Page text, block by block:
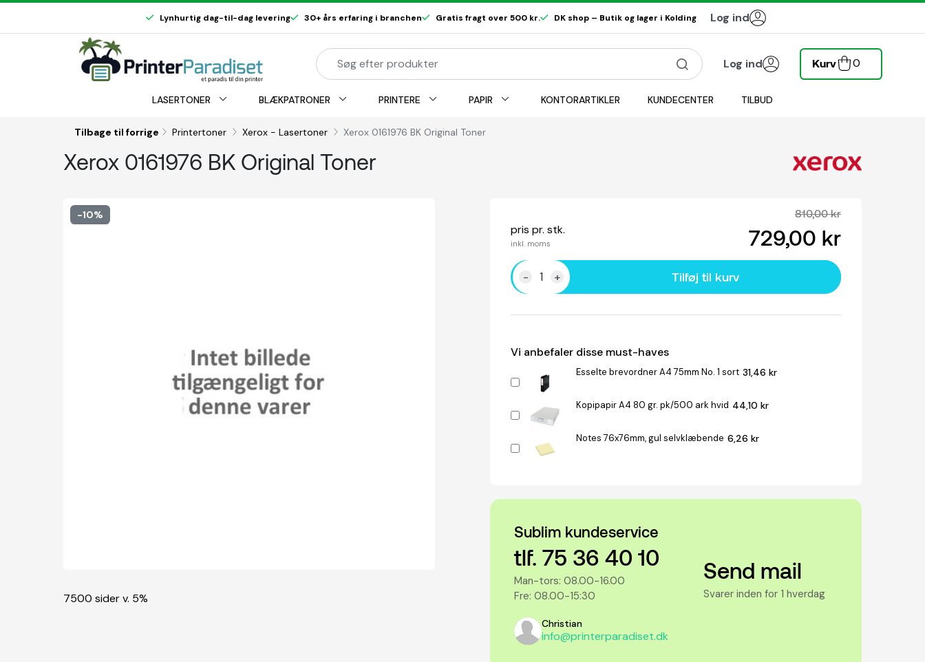
Lynhurtig dag-til-dag levering 30+ års erfaring i branchen Gratis fragt over 500 kr. DK shop – Butik og lager i Kolding Log ind
Log ind Kurv 0
LASERTONER BLÆKPATRONER PRINTERE PAPIR KONTORARTIKLER KUNDECENTER TILBUD
Tilbage til forrige Printertoner Xerox - Lasertoner Xerox 0161976 BK Original Toner
Xerox 0161976 BK Original Toner
-10%
7500 sider v. 5%
810,00 kr
pris pr. stk.
inkl. moms 729,00 kr
- + Tilføj til kurv
Vi anbefaler disse must-haves
Esselte brevordner A4 75mm No. 1 sort 31,46 kr
Kopipapir A4 80 gr. pk/500 ark hvid 44,10 kr
Notes 76x76mm, gul selvklæbende 6,26 kr
Sublim kundeservice
tlf. 75 36 40 10
Man-tors: 08.00-16.00
Fre: 08.00-15:30
Christian
info@printerparadiset.dk
Send mail
Svarer inden for 1 hverdag